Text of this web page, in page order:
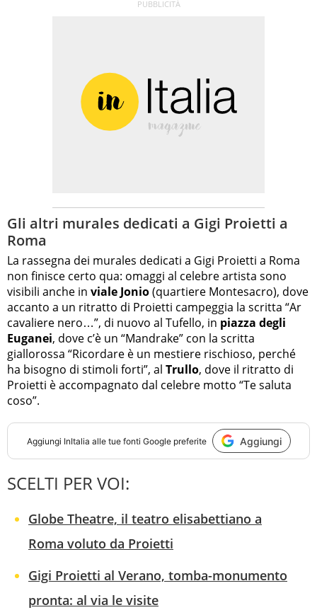
Gli altri murales dedicati a Gigi Proietti a
Roma
La rassegna dei murales dedicati a Gigi Proietti a Roma
non finisce certo qua: omaggi al celebre artista sono
visibili anche in viale Jonio(quartiere Montesacro), dove
accanto a un ritratto di Proietti campeggia la scritta “Ar
cavaliere nero…”, di nuovo al Tufello, in piazza degli
Euganei, dove c’è un “Mandrake” con la scritta
giallorossa “Ricordare è un mestiere rischioso, perché
ha bisogno di stimoli forti”, al Trullo, dove il ritratto di
Proietti è accompagnato dal celebre motto “Te saluta
coso”.
Aggiungi InItalia alle tue fonti Google preferite Aggiungi
SCELTI PER VOI:
Globe Theatre, il teatro elisabettiano a
Roma voluto da Proietti
Gigi Proietti al Verano, tomba-monumento
pronta: al via le visite